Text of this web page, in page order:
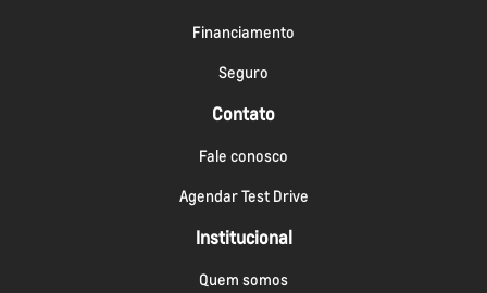
Financiamento
Seguro
Contato
Fale conosco
Agendar Test Drive
Institucional
Quem somos